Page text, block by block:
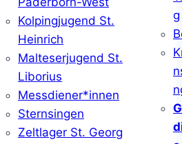
Kolpingjugend St.
Heinrich
Malteserjugend St.
Liborius
Messdiener*innen
Sternsingen
Zeltlager St. Georg
g